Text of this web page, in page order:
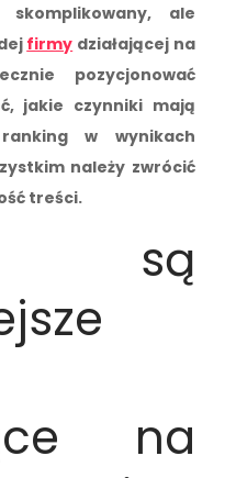
ale
firmy działającej na
pozycjonować
jakie czynniki mają
w wynikach
należy zwrócić
treści.
są
na